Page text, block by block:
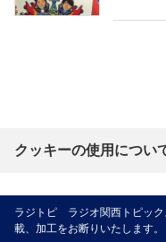
クッキーの使用につい
ラジトピ ラジオ関西トピック
載、加工をお断りいたします。